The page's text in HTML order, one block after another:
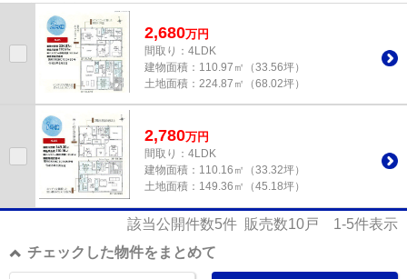
然災害時も安心して過ごせま...
2,680万円
間取り：4LDK
建物面積： 110.97㎡（33.56坪）
土地面積： 224.87㎡（68.02坪）
2,780万円
間取り：4LDK
建物面積： 110.16㎡（33.32坪）
土地面積： 149.36㎡（45.18坪）
該当公開件数5件 販売数10戸 1-5件表示
チェックした物件をまとめて